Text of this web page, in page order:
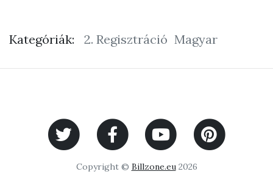
Kategóriák: 2. Regisztráció Magyar
Copyright © Billzone.eu2026